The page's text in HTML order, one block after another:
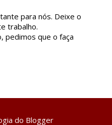
para nós. Deixe o
trabalho.
pedimos que o faça
do Blogger